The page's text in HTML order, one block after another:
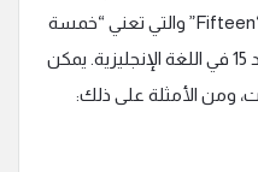
غير رسمي، وهي في الأصل كلمة “Fifteen” والتي تعني “خمسة
عشر”. وتستخدم للإشارة إلى العدد 15 في اللغة الإنجليزية. يمكن
ومن الأمثلة على ذلك: